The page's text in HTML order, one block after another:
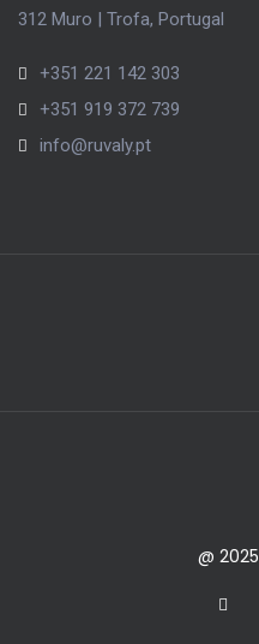
312 Muro | Trofa, Portugal
+351 221 142 303
+351 919 372 739
info@ruvaly.pt
@ 2025